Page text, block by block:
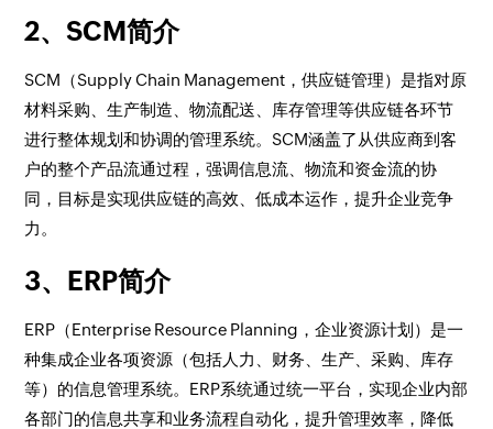
2、SCM简介
SCM（Supply Chain Management，供应链管理）是指对原
材料采购、生产制造、物流配送、库存管理等供应链各环节
进行整体规划和协调的管理系统。SCM涵盖了从供应商到客
户的整个产品流通过程，强调信息流、物流和资金流的协
同，目标是实现供应链的高效、低成本运作，提升企业竞争
力。
3、ERP简介
ERP（Enterprise Resource Planning，企业资源计划）是一
种集成企业各项资源（包括人力、财务、生产、采购、库存
等）的信息管理系统。ERP系统通过统一平台，实现企业内部
各部门的信息共享和业务流程自动化，提升管理效率，降低